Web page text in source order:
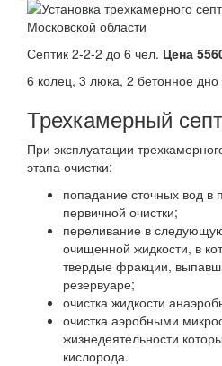
Септик 2-2-2 до 6 чел. Цена
6 колец, 3 люка, 2 бетонное дно
Трехкамерный
При эксплуатации
этапа очистки:
попадание сточных вод в
первичной очистки;
переливание в
очищенной жидкости, в
твердые фракции,
резервуаре;
очистка жидкости
очистка аэробными
жизнедеятельности
кислорода.